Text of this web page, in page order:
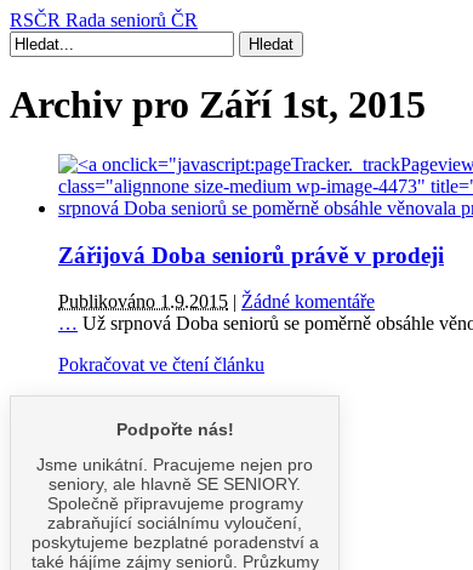
RSČR Rada seniorů ČR
Archiv pro Září 1st, 2015
Zářijová Doba seniorů právě v prodeji
Publikováno 1.9.2015 | Žádné komentáře
… Už srpnová Doba seniorů se poměrně obsáhle
Pokračovat ve čtení článku